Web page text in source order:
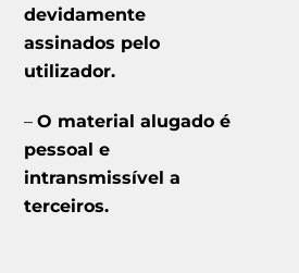
devidamente
assinados pelo
utilizador.
–O material alugado é
pessoal e
intransmissível a
terceiros.